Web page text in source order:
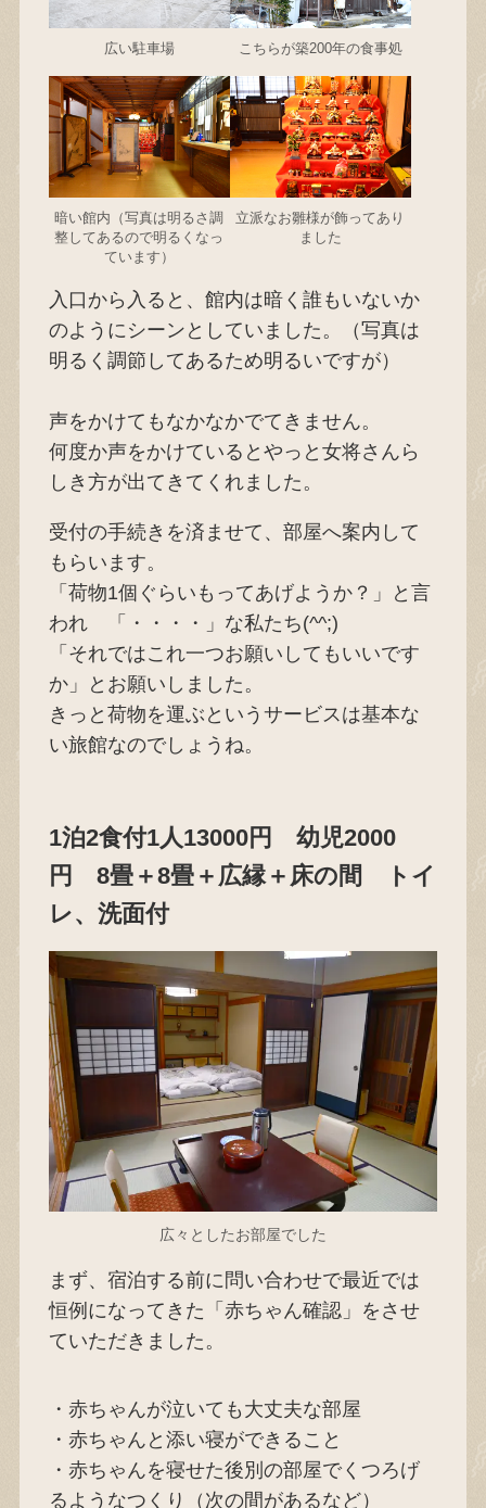
広い駐車場 こちらが築200年の食事処
暗い館内（写真は明るさ調
整してあるので明るくなっ
ています）
立派なお雛様が飾ってあり
ました
入口から入ると、館内は暗く誰もいないか
のようにシーンとしていました。（写真は
明るく調節してあるため明るいですが）
声をかけてもなかなかでてきません。
何度か声をかけているとやっと女将さんら
しき方が出てきてくれました。
受付の手続きを済ませて、部屋へ案内して
もらいます。
「荷物1個ぐらいもってあげようか？」と言
われ 「・・・・」な私たち(^^;)
「それではこれ一つお願いしてもいいです
か」とお願いしました。
きっと荷物を運ぶというサービスは基本な
い旅館なのでしょうね。
1泊2食付1人13000円 幼児2000
円 8畳＋8畳＋広縁＋床の間 トイ
レ、洗面付
広々としたお部屋でした
まず、宿泊する前に問い合わせで最近では
恒例になってきた「赤ちゃん確認」をさせ
ていただきました。
・赤ちゃんが泣いても大丈夫な部屋
・赤ちゃんと添い寝ができること
・赤ちゃんを寝せた後別の部屋でくつろげ
るようなつくり（次の間があるなど）